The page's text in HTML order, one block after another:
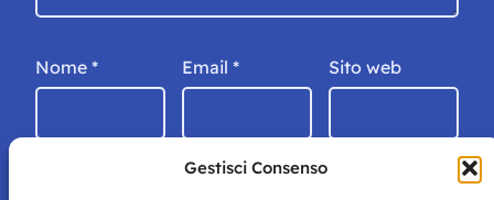
Gestisci Consenso
Nome * Email * Sito web